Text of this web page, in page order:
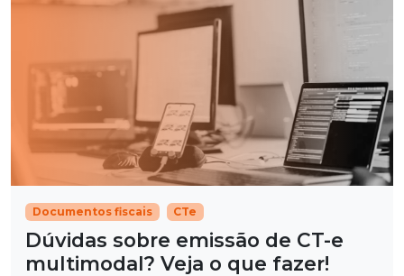
Documentos fiscais CTe
Dúvidas sobre emissão de CT-e
multimodal? Veja o que fazer!